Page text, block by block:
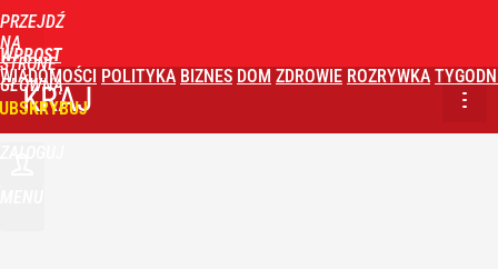
PRZEJDŹ
NA
STRONĘ
GŁÓWNĄ
WPROST
WIADOMOŚCI POLITYKA BIZNES DOM ZDROWIE ROZRYWKA
KRAJ